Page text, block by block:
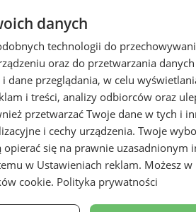
danych
technologii do
oraz do przetwarzania
dane przeglądania, w celu
i treści, analizy odbiorców oraz
przetwarzać Twoje dane w tych i
i cechy urządzenia. Twoje
się na prawnie uzasadnionym
w Ustawieniach reklam. Możesz w
cookie. Polityka prywatności